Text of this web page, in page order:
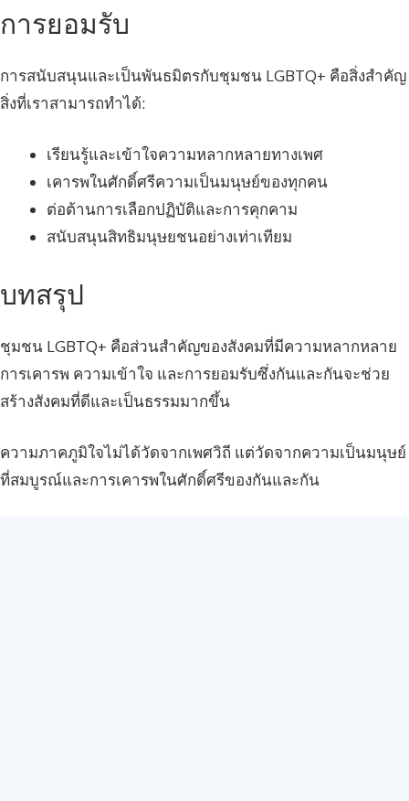
การยอมรับ
การสนับสนุนและเป็นพันธมิตรกับชุมชน LGBTQ+ คือสิ่งสำคัญ
สิ่งที่เราสามารถทำได้:
เรียนรู้และเข้าใจความหลากหลายทางเพศ
เคารพในศักดิ์ศรีความเป็นมนุษย์ของทุกคน
ต่อต้านการเลือกปฏิบัติและการคุกคาม
สนับสนุนสิทธิมนุษยชนอย่างเท่าเทียม
บทสรุป
ชุมชน LGBTQ+ คือส่วนสำคัญของสังคมที่มีความหลากหลาย
การเคารพ ความเข้าใจ และการยอมรับซึ่งกันและกันจะช่วย
สร้างสังคมที่ดีและเป็นธรรมมากขึ้น
ความภาคภูมิใจไม่ได้วัดจากเพศวิถี แต่วัดจากความเป็นมนุษย์
ที่สมบูรณ์และการเคารพในศักดิ์ศรีของกันและกัน